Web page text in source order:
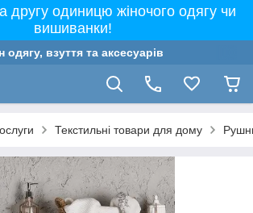
другу одиницю жіночого одягу чи
вишиванки!
одягу, взуття та аксесуарів
Текстильні товари для дому